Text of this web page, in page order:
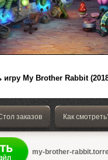
игру My Brother Rabbit
заказов Как
my-brother-